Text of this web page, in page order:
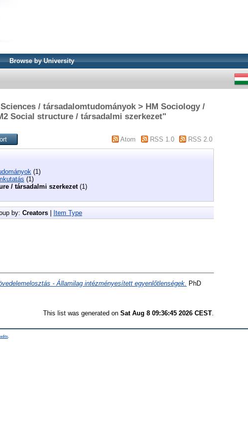
Browse by University
/ társadalomtudományok > HM Sociology /
Social structure / társadalmi szerkezet"
Atom RSS 1.0 RSS 2.0
(1)
(1)
/ társadalmi szerkezet(1)
by: Creators Item Type
- Államilag intézményesített egyenlőtlenségek. PhD
This list was generated on Sat Aug 8 09:36:45 2026 CEST.